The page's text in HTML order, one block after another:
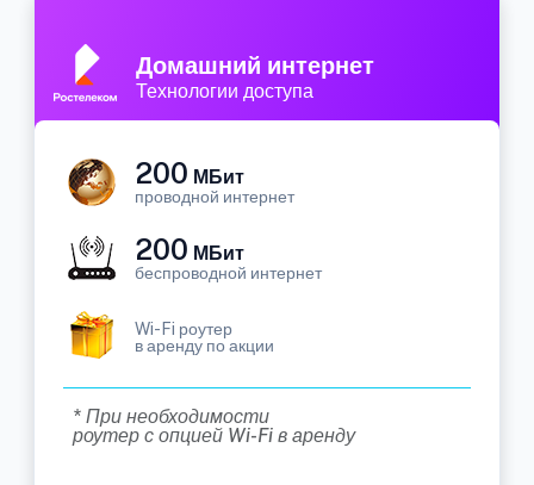
Домашний интернет
Технологии доступа
200 МБит
проводной интернет
200 МБит
беспроводной интернет
Wi-Fi роутер
в аренду по акции
* При необходимости
роутер с опцией Wi-Fi в аренду